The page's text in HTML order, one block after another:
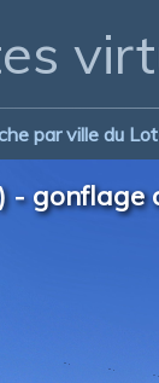
par ville du
- gonflage